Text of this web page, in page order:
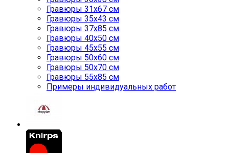
Гравюры 31x67 см
Гравюры 35x43 см
Гравюры 37x85 см
Гравюры 40x50 см
Гравюры 45x55 см
Гравюры 50x60 см
Гравюры 50x70 см
Гравюры 55x85 см
Примеры индивидуальных работ